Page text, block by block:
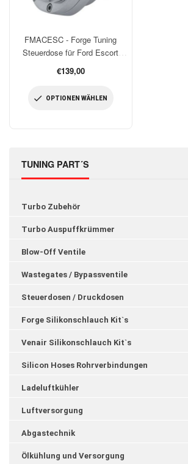
TUNING PART´S
Turbo Zubehör
Turbo Auspuffkrümmer
Blow-Off Ventile
Wastegates / Bypassventile
Steuerdosen / Druckdosen
Forge Silikonschlauch Kit`s
Venair Silikonschlauch Kit`s
Silicon Hoses Rohrverbindungen
Ladeluftkühler
Luftversorgung
Abgastechnik
Ölkühlung und Versorgung
FMACESC - Forge Tuning
Steuerdose für Ford Escort
Cosworth
Normaler
€139,00
OPTIONEN WÄHLEN